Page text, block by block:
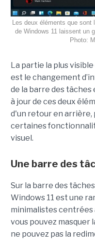
Les deux éléments que sont
de Windows 11 laissent un
Photo:
La partie la plus
est le changement
de la barre des tâches
à jour de ces deux
d'un retour en
certaines
visuel.
Une barre des
Sur la barre des
Windows 11 est une
minimalistes centrées
vous pouvez masquer
ne pouvez pas la